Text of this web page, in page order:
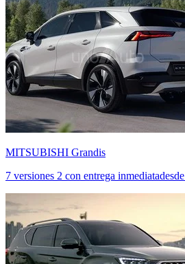
MITSUBISHI Grandis
7 versiones 2 con entrega inmediatadesde